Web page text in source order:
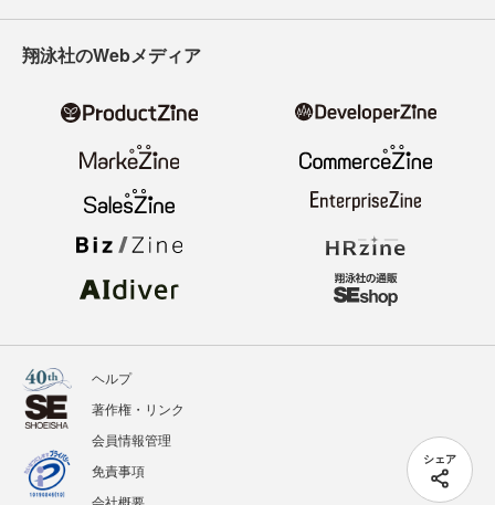
シェア
翔泳社のWebメディア
ヘルプ
著作権・リンク
会員情報管理
免責事項
会社概要